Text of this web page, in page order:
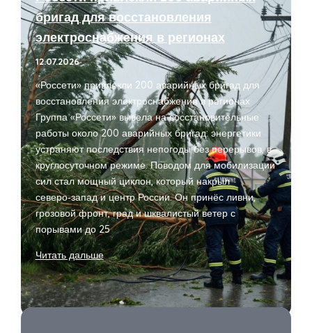
бригад для восстановления
электроснабжения в регионах
12.07.2026
«Россети» привлекли 200 аварийных бригад для
восстановления электроснабжения в регионах
Группа «Россети» вывела на восстановительные
работы около 200 аварийных бригад: энергетики
устраняют последствия непогоды без перерывов, в
круглосуточном режиме. Поводом для мобилизации
сил стал мощный циклон, который накрыл
северо‑запад и центр России. Он принёс ливни,
грозовой фронт, град и шквалистый ветер с
порывами до 25
Россети
привлекли
200
аварийных
Читать дальше